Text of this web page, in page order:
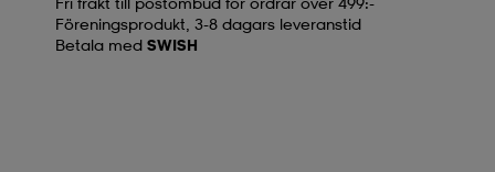
Föreningsprodukt, 3-8 dagars leveranstid
Betala med SWISH